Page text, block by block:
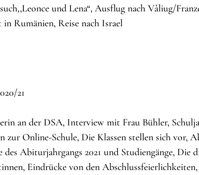
und Lena“, Ausflug nach Vǎliug/
in Rumänien, Reise nach Israel
21
an der DSA, Interview mit Frau Bühler,
zur Online-Schule, Die Klassen stellen sich vor,
des Abiturjahrgangs 2021 und Studiengänge,
Eindrücke von den